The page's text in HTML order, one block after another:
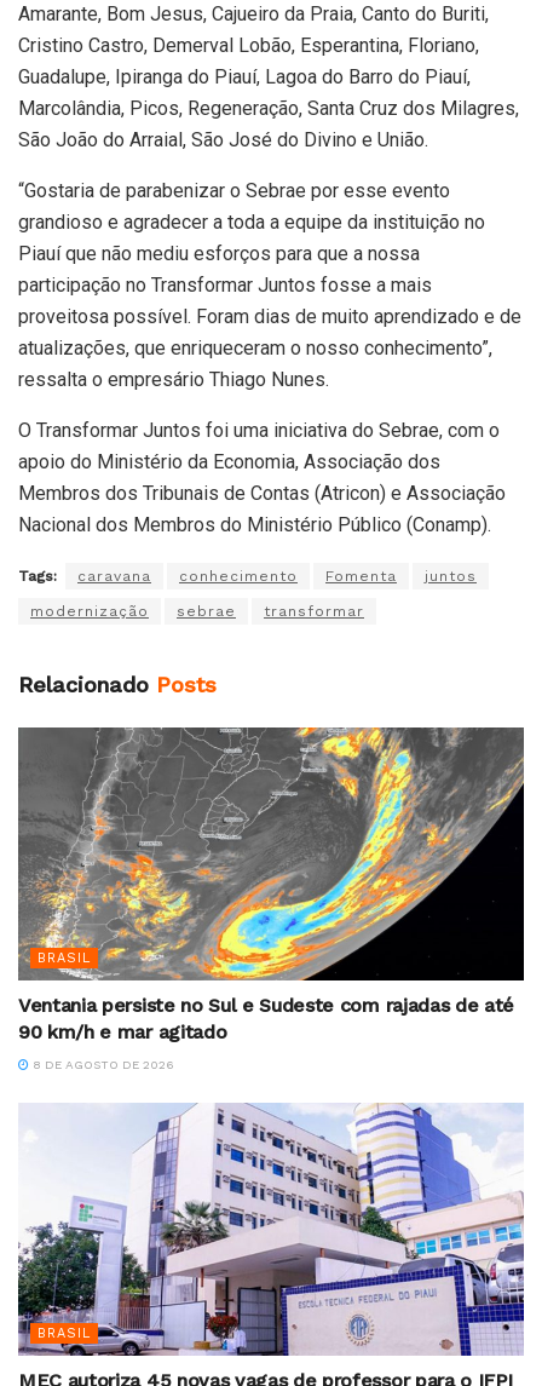
Amarante, Bom Jesus, Cajueiro da Praia, Canto do Buriti,
Cristino Castro, Demerval Lobão, Esperantina, Floriano,
Guadalupe, Ipiranga do Piauí, Lagoa do Barro do Piauí,
Marcolândia, Picos, Regeneração, Santa Cruz dos Milagres,
São João do Arraial, São José do Divino e União.
“Gostaria de parabenizar o Sebrae por esse evento
grandioso e agradecer a toda a equipe da instituição no
Piauí que não mediu esforços para que a nossa
participação no Transformar Juntos fosse a mais
proveitosa possível. Foram dias de muito aprendizado e de
atualizações, que enriqueceram o nosso conhecimento”,
ressalta o empresário Thiago Nunes.
O Transformar Juntos foi uma iniciativa do Sebrae, com o
apoio do Ministério da Economia, Associação dos
Membros dos Tribunais de Contas (Atricon) e Associação
Nacional dos Membros do Ministério Público (Conamp).
Tags: caravana conhecimento Fomenta juntos
modernização sebrae transformar
Relacionado Posts
BRASIL
Ventania persiste no Sul e Sudeste com rajadas de até
90 km/h e mar agitado
8 DE AGOSTO DE 2026
BRASIL
MEC autoriza 45 novas vagas de professor para o IFPI